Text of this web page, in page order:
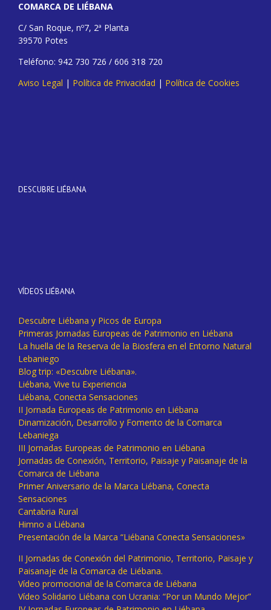
COMARCA DE LIÉBANA
C/ San Roque, nº7, 2ª Planta
39570 Potes
Teléfono: 942 730 726 / 606 318 720
Aviso Legal | Política de Privacidad | Política de Cookies
DESCUBRE LIÉBANA
VÍDEOS LIÉBANA
Descubre Liébana y Picos de Europa
Primeras Jornadas Europeas de Patrimonio en Liébana
La huella de la Reserva de la Biosfera en el Entorno Natural
Lebaniego
Blog trip: «Descubre Liébana».
Liébana, Vive tu Experiencia
Liébana, Conecta Sensaciones
II Jornada Europeas de Patrimonio en Liébana
Dinamización, Desarrollo y Fomento de la Comarca
Lebaniega
III Jornadas Europeas de Patrimonio en Liébana
Jornadas de Conexión, Territorio, Paisaje y Paisanaje de la
Comarca de Liébana
Primer Aniversario de la Marca Liébana, Conecta
Sensaciones
Cantabria Rural
Himno a Liébana
Presentación de la Marca “Liébana Conecta Sensaciones»
II Jornadas de Conexión del Patrimonio, Territorio, Paisaje y
Paisanaje de la Comarca de Liébana.
Vídeo promocional de la Comarca de Liébana
Vídeo Solidario Liébana con Ucrania: “Por un Mundo Mejor”